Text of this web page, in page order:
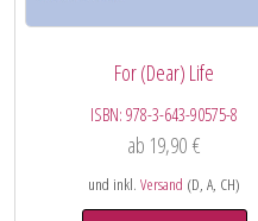
For (Dear) Life
ISBN:978-3-643-90575-8
ab 19,90€
und inkl.Versand (D, A, CH)